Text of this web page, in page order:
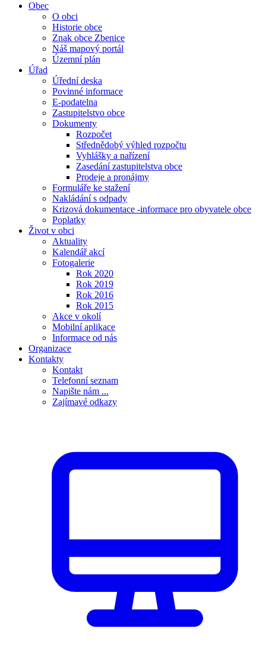
Obec
O obci
Historie obce
Znak obce Zbenice
Náš mapový portál
Územní plán
Úřad
Úřední deska
Povinné informace
E-podatelna
Zastupitelstvo obce
Dokumenty
Rozpočet
Střednědobý výhled rozpočtu
Vyhlášky a nařízení
Zasedání zastupitelstva obce
Prodeje a pronájmy
Formuláře ke stažení
Nakládání s odpady
Krizová dokumentace -informace pro obyvatele obce
Poplatky
Život v obci
Aktuality
Kalendář akcí
Fotogalerie
Rok 2020
Rok 2019
Rok 2016
Rok 2015
Akce v okolí
Mobilní aplikace
Informace od nás
Organizace
Kontakty
Kontakt
Telefonní seznam
Napište nám ...
Zajímavé odkazy